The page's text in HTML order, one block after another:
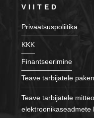
VIITED
Privaatsuspoliitika
KKK
Finantseerimine
Teave tarbijatele
Teave tarbijatele
elektroonikaseadmete